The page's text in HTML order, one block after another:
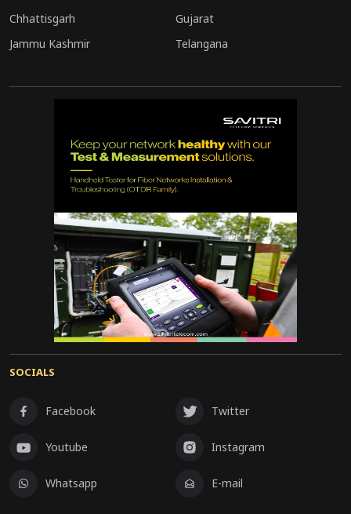
Chhattisgarh
Gujarat
Jammu Kashmir
Telangana
SOCIALS
Facebook Twitter
Youtube Instagram
Whatsapp E-mail